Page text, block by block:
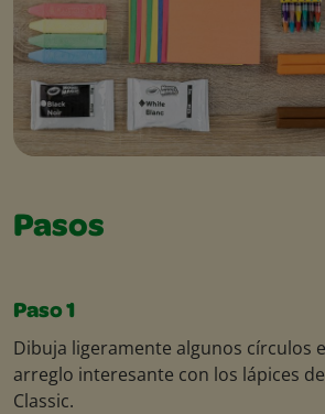
Pasos
Paso 1
Dibuja ligeramente algunos círculos
arreglo interesante con los lápices
Classic.